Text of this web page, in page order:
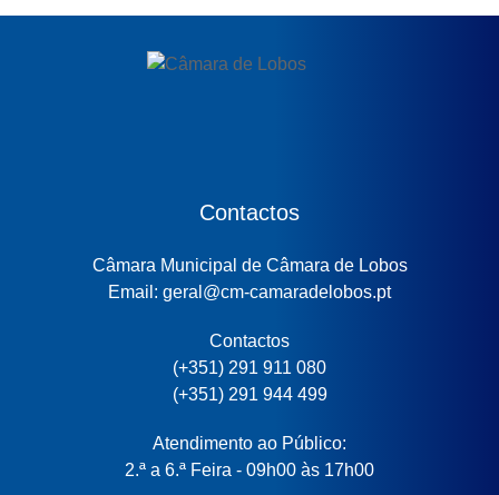
Contactos
Câmara Municipal de Câmara de Lobos
Email: geral@cm-camaradelobos.pt
Contactos
(+351) 291 911 080
(+351) 291 944 499
Atendimento ao Público:
2.ª a 6.ª Feira - 09h00 às 17h00